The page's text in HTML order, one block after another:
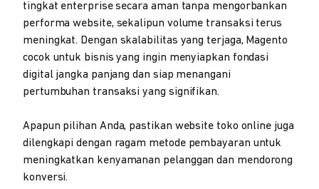
tingkat enterprise secara aman tanpa mengorbankan
performa website, sekalipun volume transaksi terus
meningkat. Dengan skalabilitas yang terjaga, Magento
cocok untuk bisnis yang ingin menyiapkan fondasi
digital jangka panjang dan siap menangani
pertumbuhan transaksi yang signifikan.
Apapun pilihan Anda, pastikan website toko online juga
dilengkapi dengan ragam metode pembayaran untuk
meningkatkan kenyamanan pelanggan dan mendorong
konversi.